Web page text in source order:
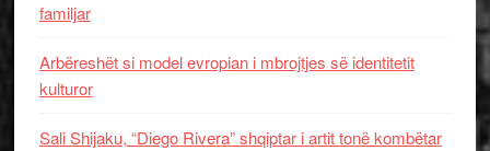
familjar
Arbëreshët si model evropian i mbrojtjes së identitetit
kulturor
Sali Shijaku, “Diego Rivera” shqiptar i artit tonë kombëtar